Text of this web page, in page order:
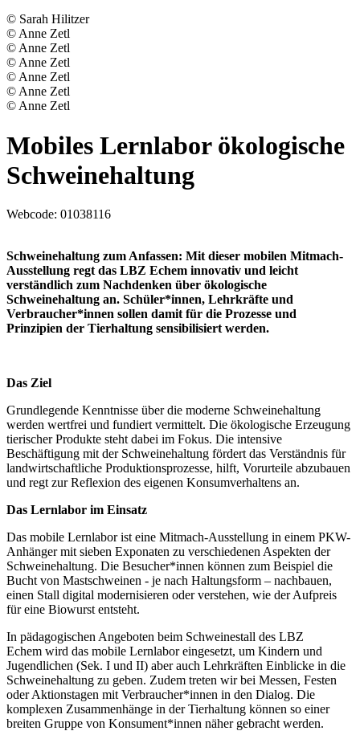
© Sarah Hilitzer
© Anne Zetl
© Anne Zetl
© Anne Zetl
© Anne Zetl
© Anne Zetl
© Anne Zetl
Mobiles Lernlabor ökologische
Schweinehaltung
Webcode: 01038116
Schweinehaltung zum Anfassen: Mit dieser mobilen Mitmach-
Ausstellung regt das LBZ Echem innovativ und leicht
verständlich zum Nachdenken über ökologische
Schweinehaltung an. Schüler*innen, Lehrkräfte und
Verbraucher*innen sollen damit für die Prozesse und
Prinzipien der Tierhaltung sensibilisiert werden.
Das Ziel
Grundlegende Kenntnisse über die moderne Schweinehaltung
werden wertfrei und fundiert vermittelt. Die ökologische Erzeugung
tierischer Produkte steht dabei im Fokus. Die intensive
Beschäftigung mit der Schweinehaltung fördert das Verständnis für
landwirtschaftliche Produktionsprozesse, hilft, Vorurteile abzubauen
und regt zur Reflexion des eigenen Konsumverhaltens an.
Das Lernlabor im Einsatz
Das mobile Lernlabor ist eine Mitmach-Ausstellung in einem PKW-
Anhänger mit sieben Exponaten zu verschiedenen Aspekten der
Schweinehaltung. Die Besucher*innen können zum Beispiel die
Bucht von Mastschweinen - je nach Haltungsform – nachbauen,
einen Stall digital modernisieren oder verstehen, wie der Aufpreis
für eine Biowurst entsteht.
In pädagogischen Angeboten beim Schweinestall des LBZ
Echem wird das mobile Lernlabor eingesetzt, um Kindern und
Jugendlichen (Sek. I und II) aber auch Lehrkräften Einblicke in die
Schweinehaltung zu geben. Zudem treten wir bei Messen, Festen
oder Aktionstagen mit Verbraucher*innen in den Dialog. Die
komplexen Zusammenhänge in der Tierhaltung können so einer
breiten Gruppe von Konsument*innen näher gebracht werden.